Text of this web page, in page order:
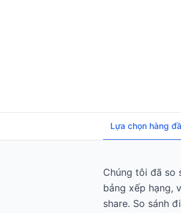
Lựa chọn hàng
Chúng tôi đã so
bảng xếp hạng,
share. So sánh